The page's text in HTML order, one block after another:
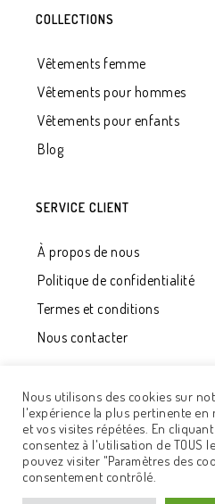
COLLECTIONS
Vêtements femme
Vêtements pour hommes
Vêtements pour enfants
Blog
SERVICE CLIENT
À propos de nous
Politique de confidentialité
Termes et conditions
Nous contacter
© 2020 - UAB
sont réservés.
Nous utilisons des cookies sur
l'expérience la plus pertinente en
et vos visites répétées. En
consentez à l'utilisation de TOUS
pouvez visiter "Paramètres des
consentement contrôlé.